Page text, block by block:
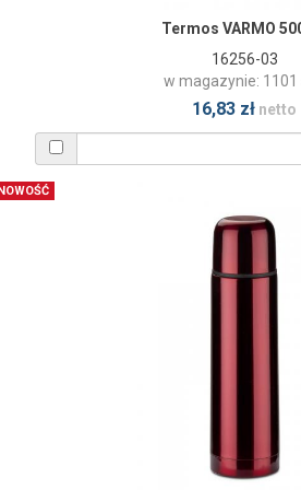
Termos VARMO
16256-03
w magazynie: 1101
16,83 zł netto